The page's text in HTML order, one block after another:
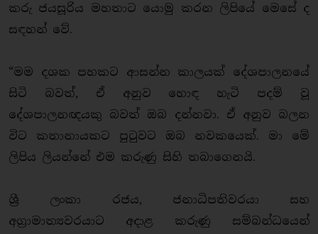
කරු ජයසූරිය මහතාට යොමු කරන ලිපියේ මෙසේ ද
සඳහන් වේ.
“මම දශක පහකට ආසන්න කාලයක් දේශපාලනයේ
සිටි බවත්, ඒ අනුව හොඳ හැටි පදම් වූ
දේශපාලනඥයකු බවත් ඔබ දන්නවා. ඒ අනුව බලන
විට කතානායකට පුටුවට ඔබ නවකයෙක්. මා මේ
ලිපිය ලියන්නේ එම කරුණු සිහි තබාගෙනයි.
ශ්‍රී ලංකා රජය, ජනාධිපතිවරයා සහ
අග්‍රාමාත්‍යවරයාට අදාළ කරුණු සම්බන්ධයෙන්